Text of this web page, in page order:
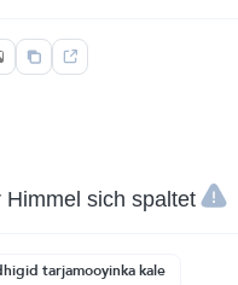
Himmel sich spaltet
tarjamooyinka kale